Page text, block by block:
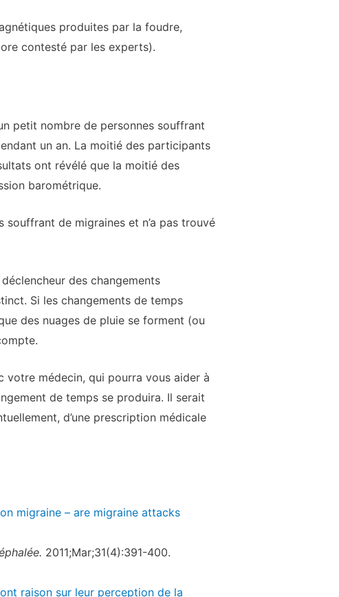
produites par la foudre,
contesté par les experts).
petit nombre de personnes souffrant
un an. La moitié des participants
ont révélé que la moitié des
barométrique.
de migraines et n’a pas trouvé
des changements
Si les changements de temps
des nuages de pluie se forment (ou
votre médecin, qui pourra vous aider à
de temps se produira. Il serait
d’une prescription médicale
migraine – are migraine attacks
2011;Mar;31(4):391-400.
raison sur leur perception de la